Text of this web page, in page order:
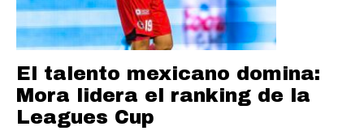
El talento mexicano domina:
Mora lidera el ranking de la
Leagues Cup